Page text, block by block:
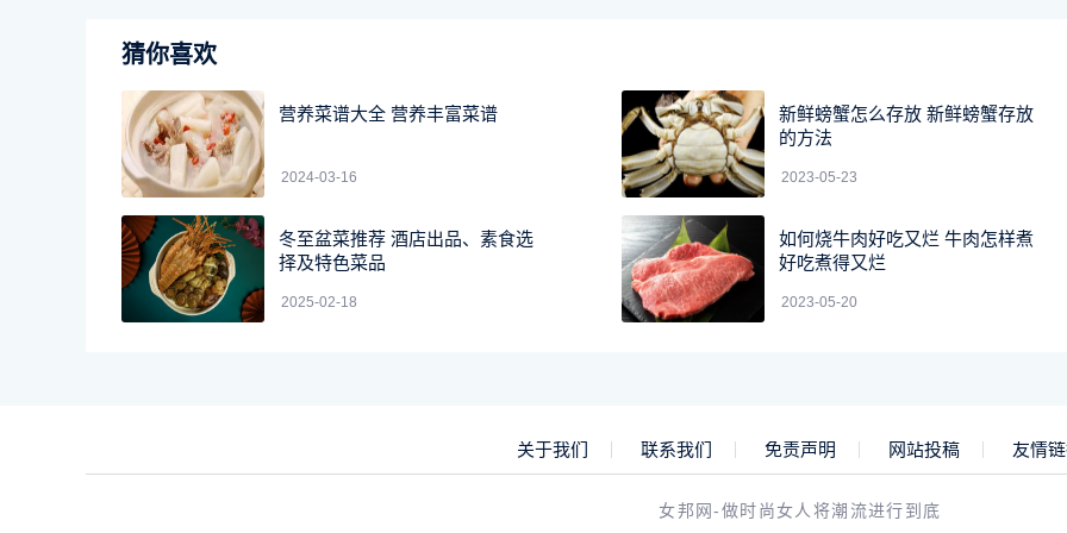
猜你喜欢
营养菜谱大全 营养丰富菜谱
2024-03-16
新鲜螃蟹怎么存放 新鲜螃蟹存放
的方法
2023-05-23
冬至盆菜推荐 酒店出品、素食选
择及特色菜品
2025-02-18
如何烧牛肉好吃又烂 牛肉怎样煮
好吃煮得又烂
2023-05-20
关于我们 联系我们 免责声明 网站投稿 友情
女邦网-做时尚女人将潮流进行到底